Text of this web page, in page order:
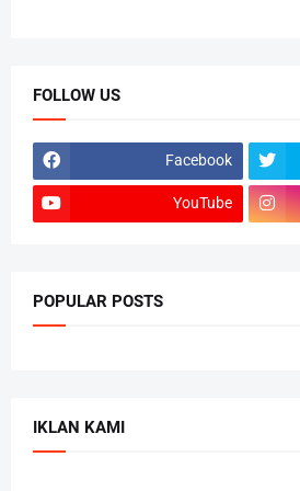
FOLLOW US
Facebook
YouTube
POPULAR POSTS
IKLAN KAMI